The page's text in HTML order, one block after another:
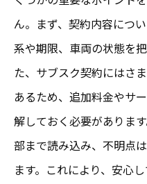
ん。まず、契約内容につ
系や期限、車両の状態を
た、サブスク契約にはさ
あるため、追加料金やサ
解しておく必要がありま
部まで読み込み、不明点
ます。これにより、安心